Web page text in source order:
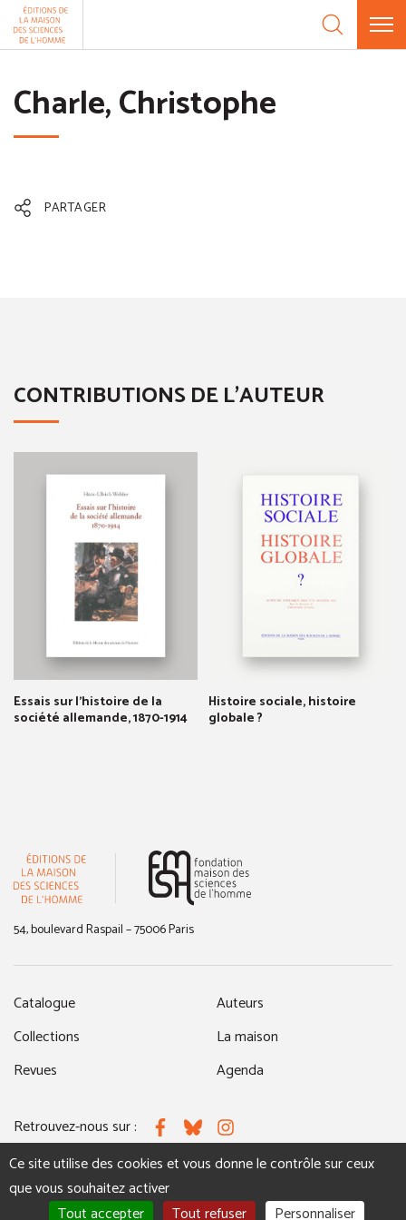
Aller au contenu
Charle, Christophe
PARTAGER
CONTRIBUTIONS DE L'AUTEUR
Essais sur l'histoire de la
société allemande, 1870-1914
Histoire sociale, histoire
globale ?
54, boulevard Raspail – 75006 Paris
Catalogue
Collections
Revues
Auteurs
La maison
Agenda
Retrouvez-nous sur : FacebookBlueskyInstagram
MENTIONS LÉGALES NOUS CONTACTER
Panneau de gestion des cookies
Ce site utilise des cookies et vous donne le contrôle sur ceux
que vous souhaitez activer
Tout accepter
Tout refuser Personnaliser